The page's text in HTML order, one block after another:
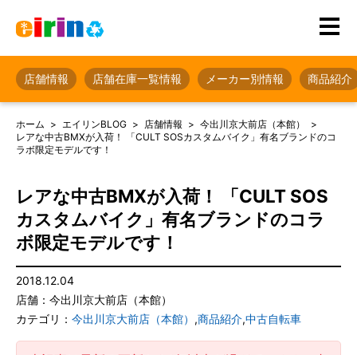
店舗情報 店舗在庫一覧情報 メーカー別情報 商品紹介
ホーム エイリンBLOG 店舗情報
今出川京大前店（本館）
レアな中古BMXが入荷！ 「CULT SOSカスタムバイク」有名ブランドのコ
ラボ限定モデルです！
レアな中古BMXが入荷！ 「CULT SOS
カスタムバイク」有名ブランドのコラ
ボ限定モデルです！
2018.12.04
店舗：今出川京大前店（本館）
カテゴリ： 今出川京大前店（本館） ,商品紹介,中古自転車